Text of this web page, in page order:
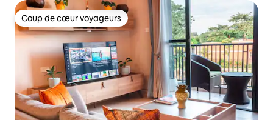
Coup de cœur voyageurs
Coup de cœur voyageurs